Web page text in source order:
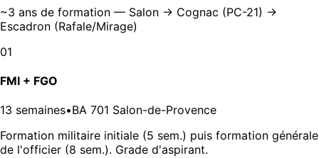
~3 ans de formation — Salon → Cognac (PC-21) →
Escadron (Rafale/Mirage)
01
FMI + FGO
13 semaines•BA 701 Salon-de-Provence
Formation militaire initiale (5 sem.) puis formation générale
de l'officier (8 sem.). Grade d'aspirant.